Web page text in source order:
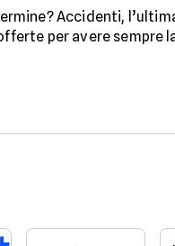
Accidenti,
per avere sempre